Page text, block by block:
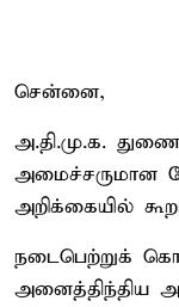
சென்னை,
அ.தி.மு.க.
அமைச்சருமான
அறிக்கையில்
நடைபெற்றுக்
அனைத்திந்திய